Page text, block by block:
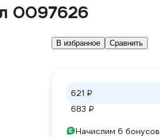
0097626
В избранное Сравнить
621 ₽
683 ₽
Начислим 6 бонусов